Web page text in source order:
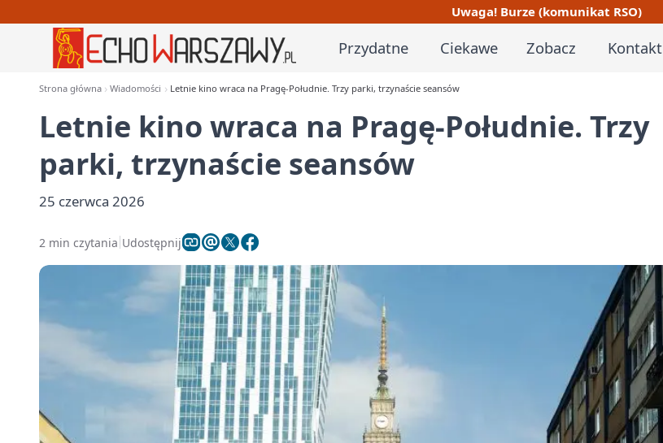
Uwaga! Burze (komunikat RSO)
Przydatne Ciekawe Zobacz Kontakt
Strona główna Wiadomości Letnie kino wraca na Pragę-Południe. Trzy parki, trzynaście seansów
Letnie kino wraca na Pragę-Południe. Trzy
parki, trzynaście seansów
25 czerwca 2026
2 min czytania Udostępnij